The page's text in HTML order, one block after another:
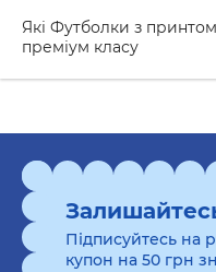
Основні особливості
Матеріал:
довговічності.
Друк:
Які Футболки з
преміум класу
Підписуйтесь на
купон на 50 грн